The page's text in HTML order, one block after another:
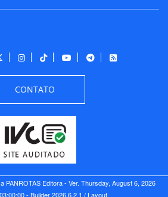
CONTATO
PANROTAS Editora - Ver. Thursday, August 6, 2026
- Builder 2026.6.2.1 / Layout